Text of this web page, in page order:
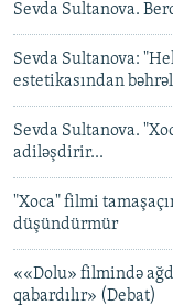
Sevda Sultanova.
Sevda Sultanova:
estetikasından
Sevda Sultanova.
adiləşdirir...
"Xoca" filmi
düşündürmür
««Dolu» filmində
qabardılır» (Debat)